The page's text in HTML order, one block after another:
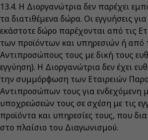
13.4. Η Διοργανώτρια δεν παρέχει
τα διατιθέμενα δώρα. Οι εγγυήσεις
εκάστοτε δώρο παρέχονται από τις
των προϊόντων και υπηρεσιών ή από
Αντιπροσώπους τους με δική τους
εγγύηση). Η Διοργανώτρια δεν έχει
την συμμόρφωση των Εταιρειών
Αντιπροσώπων τους για ενδεχόμενη
υποχρεώσεών τους σε σχέση με τις
προϊόντα και υπηρεσίες τους, που
στο πλαίσιο του Διαγωνισμού.